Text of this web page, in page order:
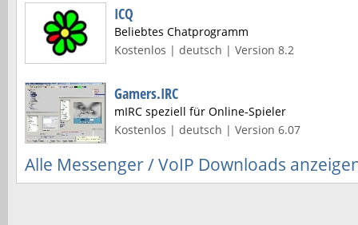
ICQ
Beliebtes Chatprogramm
Kostenlos | deutsch | Version 8.2
Gamers.IRC
mIRC speziell für Online-Spieler
Kostenlos | deutsch | Version 6.07
Alle Messenger / VoIP Downloads